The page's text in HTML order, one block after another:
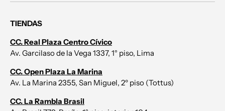
TIENDAS
CC. Real Plaza Centro Cívico
Av. Garcilaso de la Vega 1337, 1° piso, Lima
CC. Open Plaza La Marina
Av. La Marina 2355, San Miguel, 2º piso (Tottus)
CC. La Rambla Brasil